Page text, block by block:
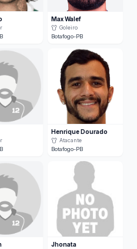
Max Walef
Goleiro
Botafogo-PB
Henrique Dourado
Atacante
Botafogo-PB
Jhonata